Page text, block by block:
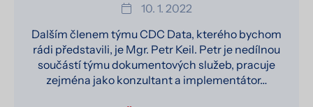
10. 1. 2022
Dalším členem týmu CDC Data, kterého bychom
rádi představili, je Mgr. Petr Keil. Petr je nedílnou
součástí týmu dokumentových služeb, pracuje
zejména jako konzultant a implementátor…